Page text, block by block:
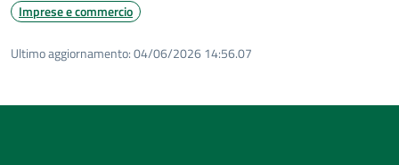
Imprese e commercio
Ultimo aggiornamento:04/06/2026 14:56.07